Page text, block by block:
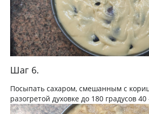
Шаг 6.
Посыпать сахаром, смешанным с
разогретой духовке до 180 градусов